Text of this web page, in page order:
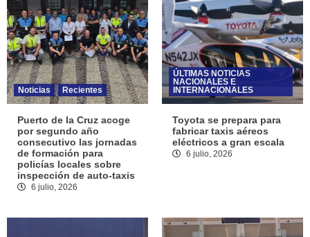
Noticias Recientes
Puerto de la Cruz acoge
por segundo año
consecutivo las jornadas
de formación para
policías locales sobre
inspección de auto-taxis
6 julio, 2026
ÚLTIMAS NOTICIAS
NACIONALES E
INTERNACIONALES
Toyota se prepara para
fabricar taxis aéreos
eléctricos a gran escala
6 julio, 2026